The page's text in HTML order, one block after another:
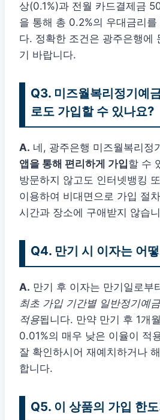
상(0.1%)과 전월 카드결제금
을 통해 총 0.2%의 우대금리를
다. 정확한 조건은 광주은행에
기 바랍니다.
Q3. 미즈월복리정기예
로도 가입할 수 있나요?
A. 네, 광주은행 미즈월복리정
앱을 통해 편리하게 가입할 수
방문하지 않고도 인터넷뱅킹
이용하여 비대면으로 가입 절
시간과 장소에 구애받지 않습
Q4. 만기 시 이자는 어
A. 만기 후 이자는 만기일로부
최초 가입 기간별 일반정기예
적용됩니다. 만약 만기 후 1개
0.01%의 매우 낮은 이율이 적
잘 확인하시어 재예치하거나
합니다.
Q5. 이 상품의 가입 한